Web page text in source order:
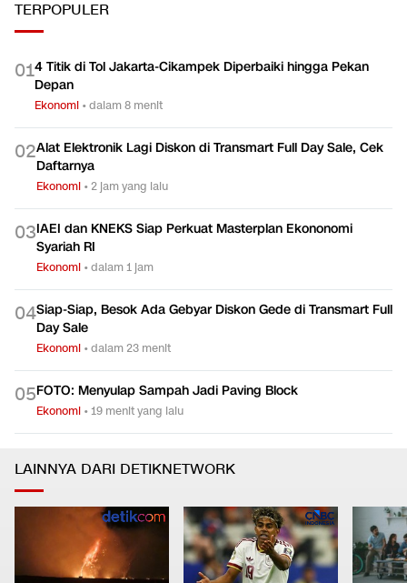
TERPOPULER
014 Titik di Tol Jakarta-Cikampek Diperbaiki hingga Pekan
Depan
Ekonomi •dalam 8 menit
02Alat Elektronik Lagi Diskon di Transmart Full Day Sale, Cek
Daftarnya
Ekonomi •2 jam yang lalu
03IAEI dan KNEKS Siap Perkuat Masterplan Ekononomi
Syariah RI
Ekonomi •dalam 1 jam
04Siap-Siap, Besok Ada Gebyar Diskon Gede di Transmart Full
Day Sale
Ekonomi •dalam 23 menit
05FOTO: Menyulap Sampah Jadi Paving Block
Ekonomi •19 menit yang lalu
LAINNYA DARI DETIKNETWORK